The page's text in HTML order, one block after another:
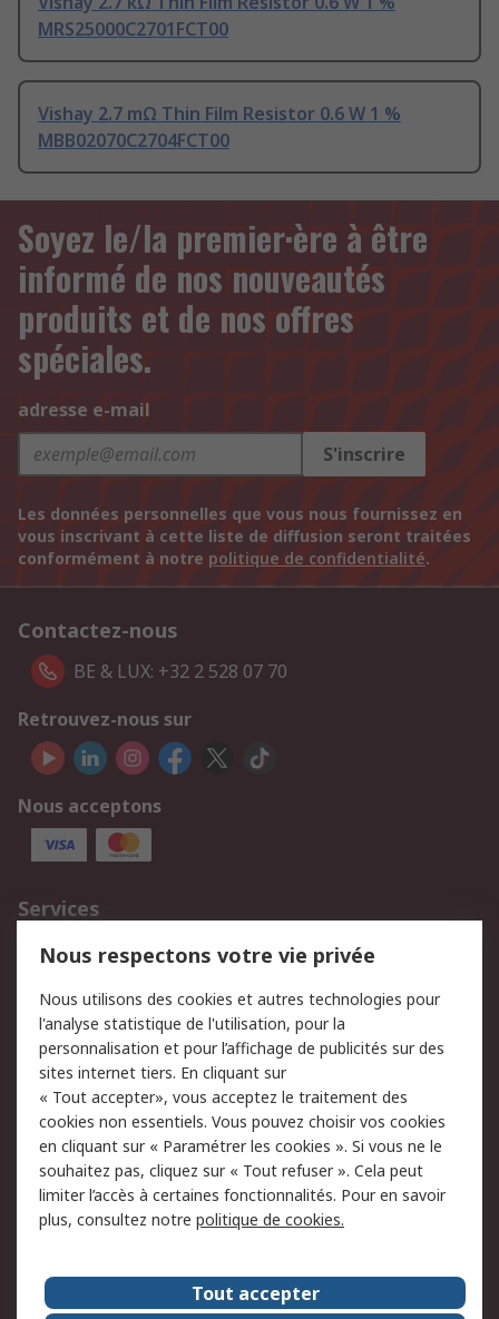
MRS25000C2701FCT00
Vishay 2.7 mΩ Thin Film Resistor 0.6 W 1 %
MBB02070C2704FCT00
Soyez le/la premier·ère à être
informé de nos nouveautés
produits et de nos offres
spéciales.
adresse e-mail
S'inscrire
Les données personnelles que vous nous fournissez en
vous inscrivant à cette liste de diffusion seront traitées
conformément à notre politique de confidentialité.
Contactez-nous
BE & LUX: +32 2 528 07 70
Retrouvez-nous sur
Nous acceptons
Services
750.000 produits
2.500 marques
Retours
Support technique
Track & trace
Legal
Politique de cookies
Sécurité des e-mails
Politique de protection
des données - Mise à
jour
Conditions générales
de vente
A propos de RS
Nous respectons votre vie privée
Nous utilisons des cookies et autres technologies pour
l'analyse statistique de l'utilisation, pour la
personnalisation et pour l’affichage de publicités sur des
sites internet tiers. En cliquant sur
« Tout accepter», vous acceptez le traitement des
cookies non essentiels. Vous pouvez choisir vos cookies
en cliquant sur « Paramétrer les cookies ». Si vous ne le
souhaitez pas, cliquez sur « Tout refuser ». Cela peut
limiter l’accès à certaines fonctionnalités. Pour en savoir
plus, consultez notre politique de cookies.
Tout accepter